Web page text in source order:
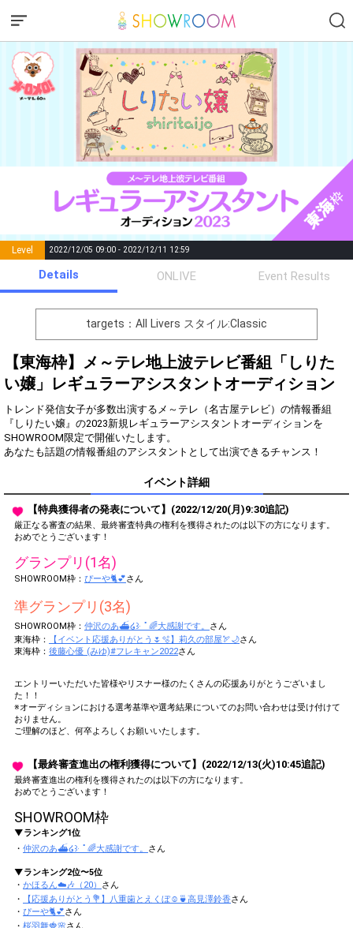
Level 2022/12/05 09:00 - 2022/12/11 12:59
Points List of Goal
number of
positions
Rema
0 Event Begins!
オリジナルアバター制作権獲
得！
Gifting
Throw gifts to the stage and join
the live performance.
First, try throwing free Stars
(once a day)! You can also charge
(available from 1 JPY)! When you
continue to send gifts to the
performer(s), the performer's
popularity ranking and your
ranking go up.
send them gifts.
To send performers paid items,
you must use Show Gold.
Comments
You can post comments. Please
that may offend performers or
other users.
Close
Details ONLIVE Event Results
targets：All Livers スタイル:Classic
【東海枠】メ～テレ地上波テレビ番組「しりた
い嬢」レギュラーアシスタントオーディション
トレンド発信女子が多数出演するメ～テレ（名古屋テレビ）の情報番組
『しりたい嬢』の2023新規レギュラーアシスタントオーディションを
SHOWROOM限定で開催いたします。
イベント詳細
【特典獲得者の発表について】(2022/12/20(月)9:30追記)
厳正なる審査の結果、最終審査特典の権利を獲得されたのは以下の方になります。
おめでとうございます！
グランプリ(1名)
SHOWROOM枠： ぴーや🐈💕さん
準グランプリ(3名)
SHOWROOM枠： 仲沢のあ⛴໒꒱· ﾟ🌈大感謝です。 さん
東海枠：
【イベント応援ありがとう🌷🫧】莉久の部屋🏹🌙さん
東海枠： 後藤心優 (みゆ)#フレキャン2022さん
エントリーいただいた皆様やリスナー様のたくさんの応援ありがとうございまし
た！！
※オーディションにおける選考基準や選考結果についてのお問い合わせは受け付けて
おりません。
ご理解のほど、何卒よろしくお願いいたします。
【最終審査進出の権利獲得について】(2022/12/13(火)10:45追記)
最終審査進出の権利を獲得されたのは以下の方になります。
おめでとうございます！
SHOWROOM枠
▼ランキング1位
・ 仲沢のあ⛴໒꒱· ﾟ🌈大感謝です。 さん
▼ランキング2位〜5位
・ かほるん☁️🎶（20） さん
・
【応援ありがとう💐】八重歯とえくぼ☺️🍵高見澤鈴香さん
・ ぴーや🐈💕さん